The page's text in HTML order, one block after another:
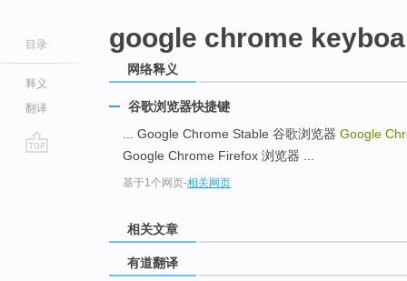
目录
释义
翻译
google chrome
网络释义
谷歌浏览器快捷键
... Google Chrome Stable 谷歌浏览器 Google
Google Chrome Firefox 浏览器 ...
基于1个网页-相关网页
相关文章
有道翻译